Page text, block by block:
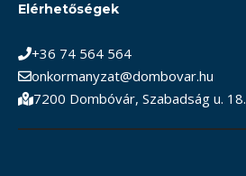
Elérhetőségek
+36 74 564 564
onkormanyzat@dombovar.hu
7200 Dombóvár, Szabadság u. 18.